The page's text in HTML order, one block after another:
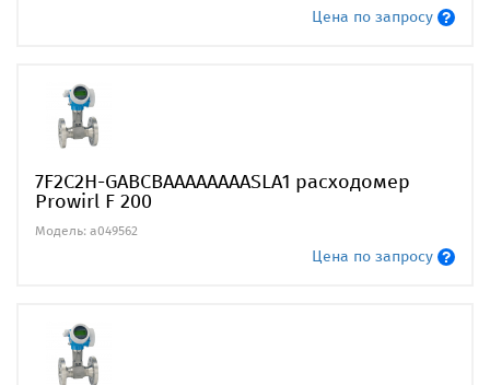
Цена по запросу
7F2C2H-GABCBAAAAAAAASLA1 расходомер
Prowirl F 200
Модель: a049562
Цена по запросу